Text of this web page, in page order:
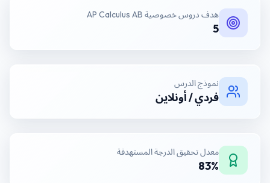
هدف دروس خصوصية AP Calculus AB
5
نموذج الدرس
فردي / أونلاين
معدل تحقيق الدرجة المستهدفة
83%